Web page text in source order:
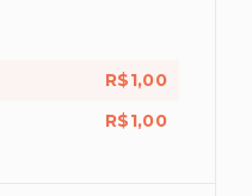
R$1,00
R$1,00